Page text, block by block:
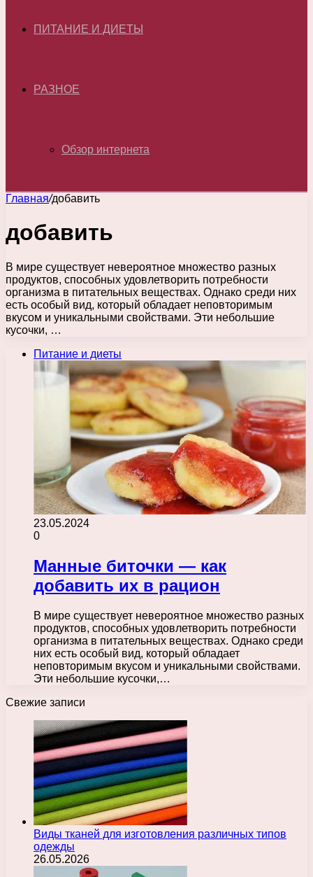
ПИТАНИЕ И ДИЕТЫ
РАЗНОЕ
Обзор интернета
Главная/добавить
добавить
В мире существует невероятное множество разных
продуктов, способных удовлетворить потребности
организма в питательных веществах. Однако среди них
есть особый вид, который обладает неповторимым
вкусом и уникальными свойствами. Эти небольшие
кусочки, …
Питание и диеты
23.05.2024
0
Манные биточки — как
добавить их в рацион
В мире существует невероятное множество разных
продуктов, способных удовлетворить потребности
организма в питательных веществах. Однако среди
них есть особый вид, который обладает
неповторимым вкусом и уникальными свойствами.
Эти небольшие кусочки,…
Свежие записи
Виды тканей для изготовления различных типов
одежды
26.05.2026